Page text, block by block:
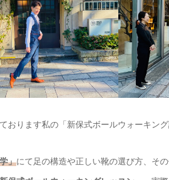
おります私の「新保式ボールウォーキン
」にて足の構造や正しい靴の選び方、そ